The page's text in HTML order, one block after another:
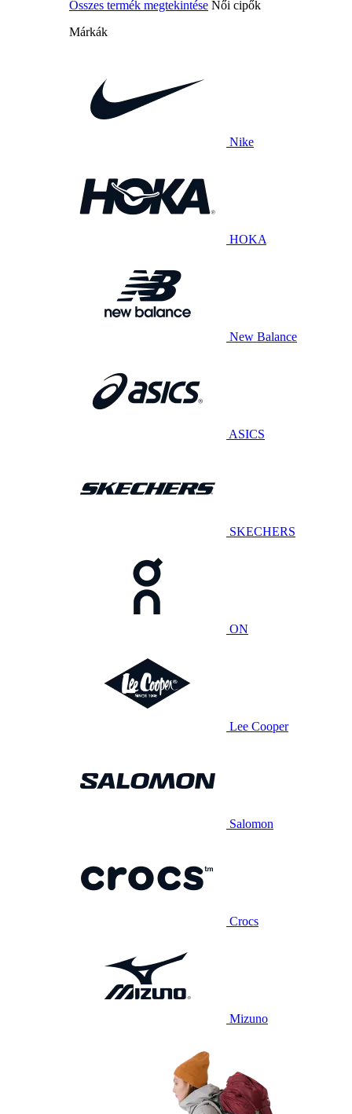
Összes termék megtekintése Női cipők
Márkák
Nike
HOKA
New Balance
ASICS
SKECHERS
ON
Lee Cooper
Salomon
Crocs
Mizuno